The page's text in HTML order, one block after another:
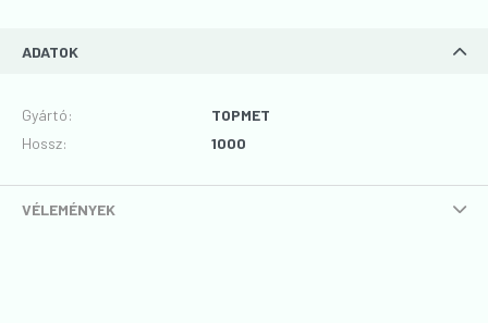
ADATOK
Gyártó:
TOPMET
Hossz: 1000
VÉLEMÉNYEK